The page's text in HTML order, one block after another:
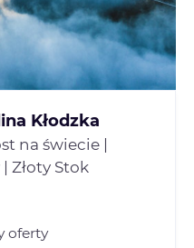
Kłodzka
na świecie |
| Złoty Stok
oferty